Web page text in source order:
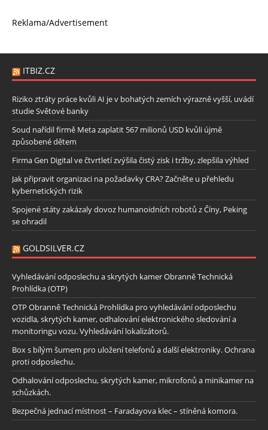
Reklama/Advertisement
ITBIZ.CZ
Riziko ztráty práce kvůli AI je v bohatých zemích výrazně vyšší, uvádí
studie Světové banky
Soud nařídil firmě Meta zaplatit 567 milionů USD kvůli újmě
způsobené dětem
Firma Gen Digital ve čtvrtletí zvýšila čistý zisk i tržby, zlepšila výhled
Jak připravit organizaci na požadavky CRA? Začněte u přehledu
kybernetických rizik
Spojené státy zakázaly dovoz humanoidních robotů z Číny, Peking
se ohradil
GOLDSILVER.CZ
Vyhledávání odposlechu a skrytých kamer Obranně Technická
Prohlídka (OTP)
OTP Obranně Technická Prohlídka pro vyhledávání odposlechu
vozidla, skrytých kamer, odhalování elektronického sledování a
monitoringu vozu. Vyhledávání lokalizátorů.
Box s bílým šumem pro uložení telefonů a další elektroniky. Ochrana
proti odposlechu.
Odhalování odposlechu, skrytých kamer, mikrofonů a minikamer na
schůzkách.
Bezpečná jednací místnost – Faradayova klec – stíněná komora.